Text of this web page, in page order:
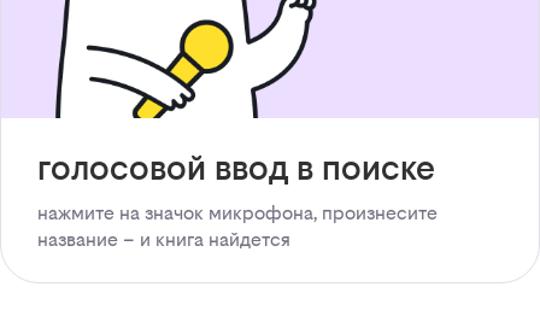
голосовой ввод в поиске
нажмите на значок микрофона, произнесите
название – и книга найдется